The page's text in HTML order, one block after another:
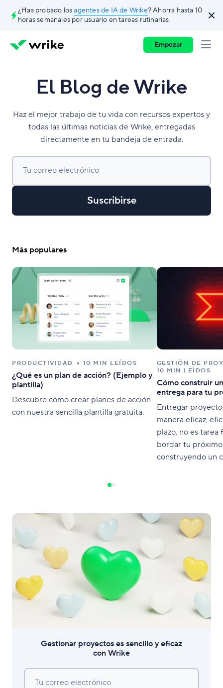
¿Has probado losagentes de IA de Wrike? Ahorra hasta 10
horas semanales por usuario en tareas rutinarias.
Empezar
El Blog de Wrike
Haz el mejor trabajo de tu vida con recursos expertos y
todas las últimas noticias de Wrike, entregadas
directamente en tu bandeja de entrada.
Tu correo electrónico
Suscribirse
Más populares
PRODUCTIVIDAD 10 MIN LEÍDOS
¿Qué es un plan de acción? (Ejemplo y
plantilla)
Descubre cómo crear planes de acción
con nuestra sencilla plantilla gratuita.
GESTIÓN DE
10 MIN LEÍDOS
Cómo construir
entrega para tu
Entregar
manera eficaz,
plazo, no es tarea
bordar tu
construyendo un
Gestionar proyectos es sencillo y eficaz
con Wrike
Tu correo electrónico